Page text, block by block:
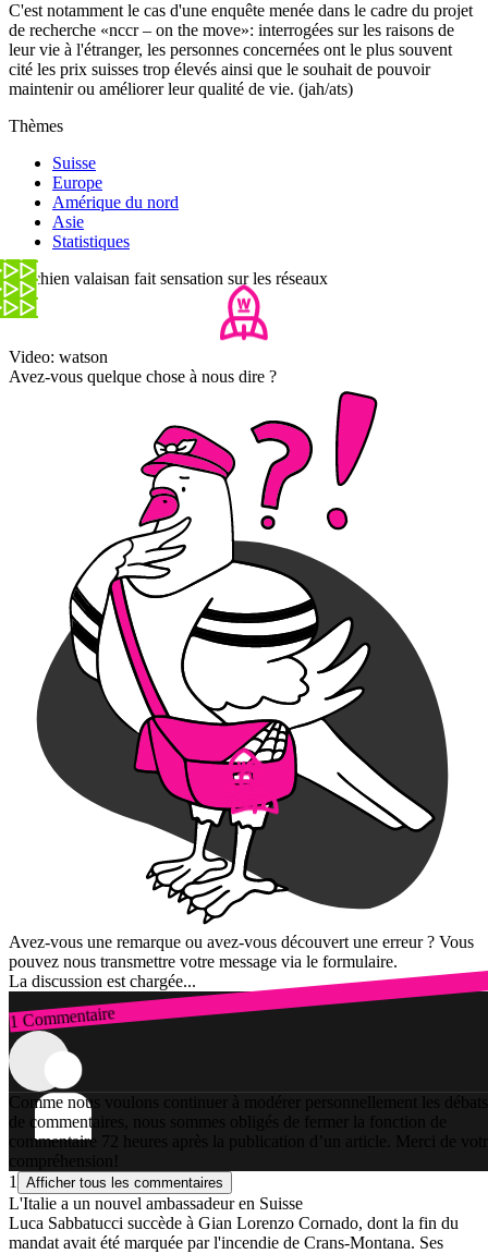
C'est notamment le cas d'une enquête menée dans le cadre du projet
de recherche «nccr – on the move»: interrogées sur les raisons de
leur vie à l'étranger, les personnes concernées ont le plus souvent
cité les prix suisses trop élevés ainsi que le souhait de pouvoir
maintenir ou améliorer leur qualité de vie. (jah/ats)
Thèmes
Suisse
Europe
Amérique du nord
Asie
Statistiques
Ce chien valaisan fait sensation sur les réseaux
Video: watson
Avez-vous quelque chose à nous dire ?
Avez-vous une remarque ou avez-vous découvert une erreur ? Vous
pouvez nous transmettre votre message via le formulaire.
La discussion est chargée...
1 Commentaire
Connexion
Comme nous voulons continuer à modérer personnellement les débats
de commentaires, nous sommes obligés de fermer la fonction de
commentaire 72 heures après la publication d’un article. Merci de
compréhension!
1
Afficher tous les commentaires
L'Italie a un nouvel ambassadeur en Suisse
Luca Sabbatucci succède à Gian Lorenzo Cornado, dont la fin du
mandat avait été marquée par l'incendie de Crans-Montana. Ses